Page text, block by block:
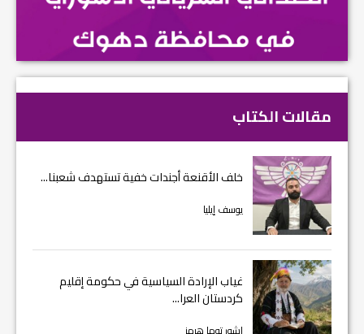
مقالات الكتاب
خلف الأقنعة أجندات خفية تستهدف شعبنا...
يوسف إيليا
غياب الإرادة السياسية في حكومة إقليم
كردستان العرا...